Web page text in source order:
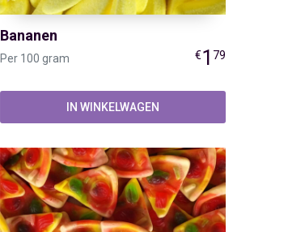
Bananen
Per 100 gram €1 79
IN WINKELWAGEN